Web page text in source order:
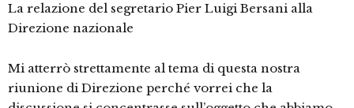
La relazione del segretario Pier Luigi Bersani alla
Direzione nazionale
Mi atterrò strettamente al tema di questa nostra
riunione di Direzione perché vorrei che la